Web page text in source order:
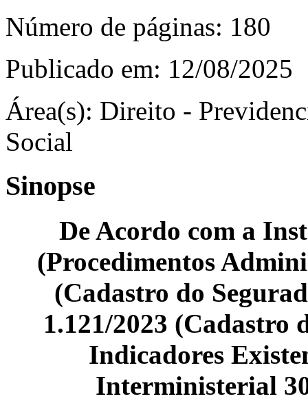
Número de páginas: 180
Publicado em: 12/08/2025
Área(s): Direito -
Social
Sinopse
De Acordo com a
(Procedimentos
(Cadastro do
1.121/2023 (Cadastro
Indicadores
Interministerial